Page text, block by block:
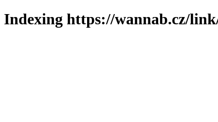
Indexing https://wannab.cz/